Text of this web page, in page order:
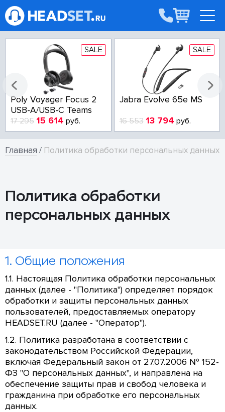
SALE
Poly Voyager Focus 2
USB-A/USB-C Teams
17 295 15 614 руб.
SALE
Jabra Evolve 65e MS
16 553 13 794 руб.
Главная / Политика обработки персональных данных
Политика обработки
персональных данных
1. Общие положения
1.1. Настоящая Политика обработки персональных
данных (далее - "Политика") определяет порядок
обработки и защиты персональных данных
пользователей, предоставляемых оператору
HEADSET.RU (далее - "Оператор").
1.2. Политика разработана в соответствии с
законодательством Российской Федерации,
включая Федеральный закон от 27.07.2006 № 152-
ФЗ "О персональных данных", и направлена на
обеспечение защиты прав и свобод человека и
гражданина при обработке его персональных
данных.